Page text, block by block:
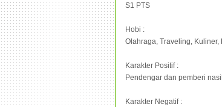
S1 PTS
Hobi :
Olahraga, Traveling,
Karakter Positif :
Pendengar dan pemberi
Karakter Negatif :